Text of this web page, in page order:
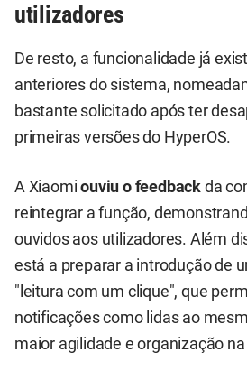
utilizadores
De resto, a funcionalidade já
anteriores do sistema,
bastante solicitado após ter
primeiras versões do HyperOS.
A Xiaomiouviu o feedback da
reintegrar a função,
ouvidos aos utilizadores. Além
está a preparar a introdução de
"leitura com um clique", que
notificações como lidas ao
maior agilidade e organização